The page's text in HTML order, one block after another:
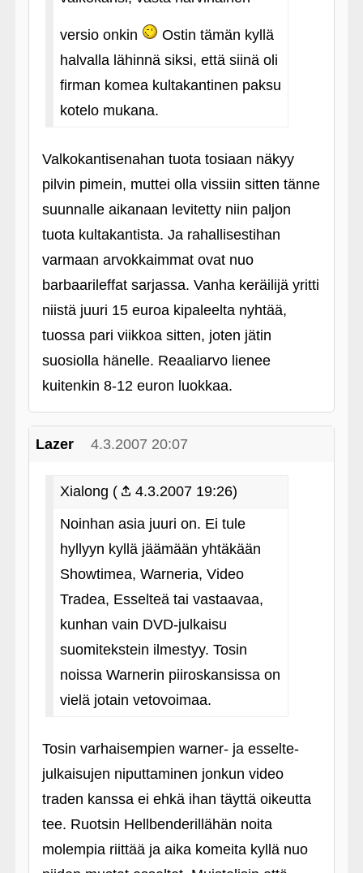
versio onkin
Ostin tämän kyllä
halvalla lähinnä siksi, että siinä oli
firman komea kultakantinen paksu
kotelo mukana.
Valkokantisenahan tuota tosiaan näkyy
pilvin pimein, muttei olla vissiin sitten tänne
suunnalle aikanaan levitetty niin paljon
tuota kultakantista. Ja rahallisestihan
varmaan arvokkaimmat ovat nuo
barbaarileffat sarjassa. Vanha keräilijä yritti
niistä juuri 15 euroa kipaleelta nyhtää,
tuossa pari viikkoa sitten, joten jätin
suosiolla hänelle. Reaaliarvo lienee
kuitenkin 8-12 euron luokkaa.
Lazer 4.3.2007 20:07
Xialong (
4.3.2007 19:26)
Noinhan asia juuri on. Ei tule
hyllyyn kyllä jäämään yhtäkään
Showtimea, Warneria, Video
Tradea, Esselteä tai vastaavaa,
kunhan vain DVD-julkaisu
suomitekstein ilmestyy. Tosin
noissa Warnerin piiroskansissa on
vielä jotain vetovoimaa.
Tosin varhaisempien warner- ja esselte-
julkaisujen niputtaminen jonkun video
traden kanssa ei ehkä ihan täyttä oikeutta
tee. Ruotsin Hellbenderillähän noita
molempia riittää ja aika komeita kyllä nuo